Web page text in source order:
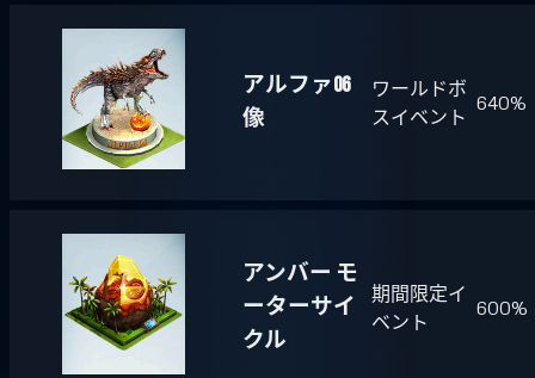
アルファ06
像
ワールドボ
スイベント
640%
アンバー モ
ーターサイ
クル
期間限定イ
ベント
600%